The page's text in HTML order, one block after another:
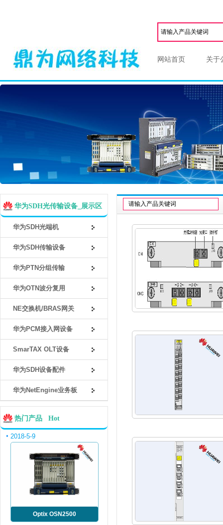
网站首页 关于
华为SDH光传输设备_展示区
华为SDH光端机
华为SDH传输设备
华为PTN分组传输
华为OTN波分复用
NE交换机/BRAS网关
华为PCM接入网设备
SmarTAX OLT设备
华为SDH设备配件
华为NetEngine业务板
热门产品 Hot
2018-5-9
Optix OSN2500